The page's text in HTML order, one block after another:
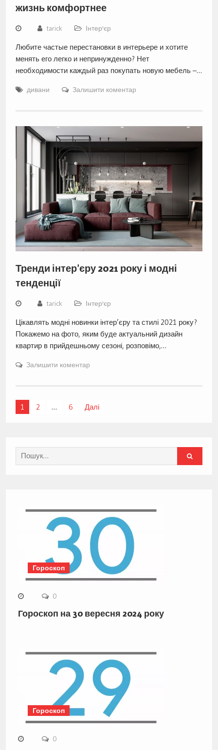
жизнь комфортнее
tarick Інтер'єр
Любите частые перестановки в интерьере и хотите
менять его легко и непринужденно? Нет
необходимости каждый раз покупать новую мебель –…
дивани Залишити коментар
Тренди інтер’єру 2021 року і модні
тенденції
tarick Інтер'єр
Цікавлять модні новинки інтер’єру та стилі 2021 року?
Покажемо на фото, яким буде актуальний дизайн
квартир в прийдешньому сезоні, розповімо,…
Залишити коментар
Навігація
1 2 … 6 Далі
Search
for:
Гороскоп
0
Гороскоп на 30 вересня 2024 року
Гороскоп
0